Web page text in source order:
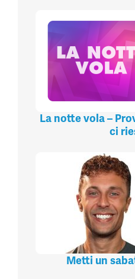
La notte vola –
ci
Metti un